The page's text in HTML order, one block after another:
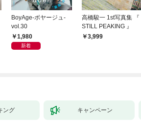
BoyAge-ボヤージュ-
vol.30
1,980
新着
高橋駿一 1st写真集 『
STILL PEAKING 』
3,999
ング キャンペーン